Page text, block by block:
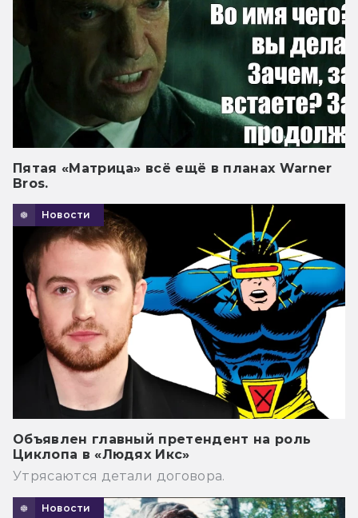
Пятая «Матрица» всё ещё в планах Warner
Bros.
Новости
Объявлен главный претендент на роль
Циклопа в «Людях Икс»
Утрясаются детали договора.
Новости